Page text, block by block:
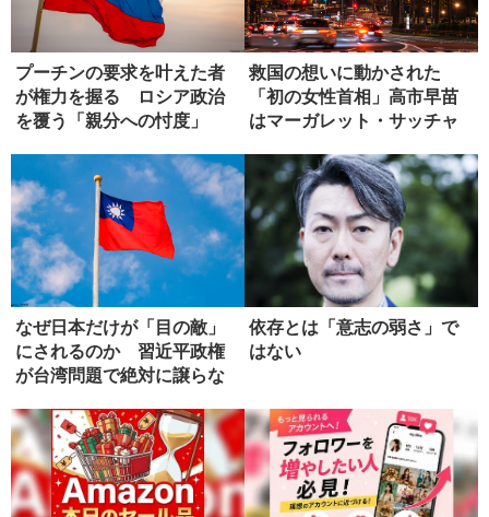
プーチンの要求を叶えた者
が権力を握る ロシア政治
を覆う「親分への忖度」
救国の想いに動かされた
「初の女性首相」高市早苗
はマーガレット・サッチャ
なぜ日本だけが「目の敵」
にされるのか 習近平政権
が台湾問題で絶対に譲らな
依存とは「意志の弱さ」で
はない